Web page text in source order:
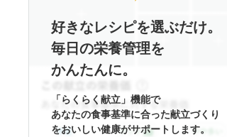
好きなレシピを選ぶだけ。
毎日の栄養管理を
かんたんに。
「らくらく献立」機能で
あなたの食事基準に合った献立づくり
をおいしい健康がサポートします。